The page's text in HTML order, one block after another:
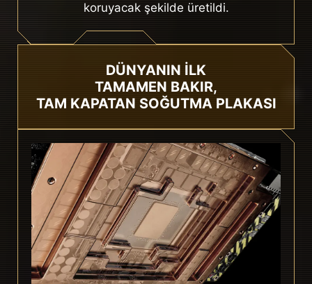
koruyacak şekilde üretildi.
DÜNYANIN İLK
TAMAMEN BAKIR,
TAM KAPATAN SOĞUTMA PLAKASI